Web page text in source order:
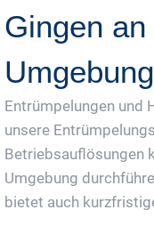
Gingen
Umgebung
Entrümpelungen und
unsere
Betriebsauflösungen
Umgebung
bietet auch